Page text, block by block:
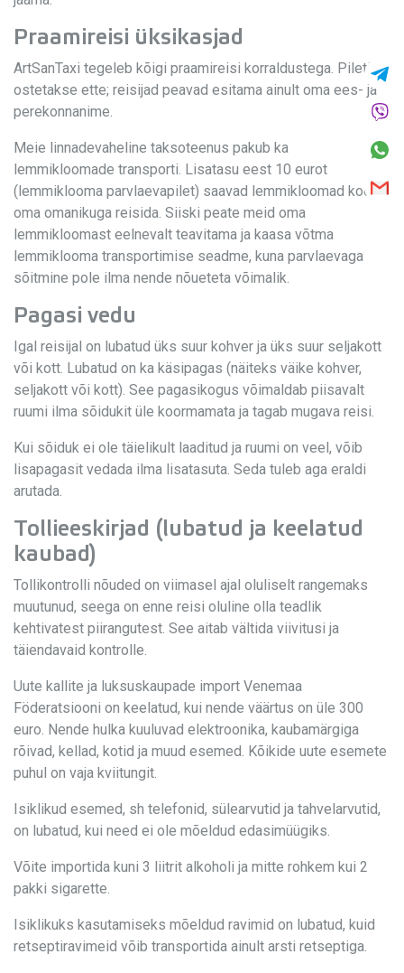
Praamireisi üksikasjad
ArtSanTaxi tegeleb kõigi praamireisi korraldustega. Piletid
ostetakse ette; reisijad peavad esitama ainult oma ees- ja
perekonnanime.
Meie linnadevaheline taksoteenus pakub ka
lemmikloomade transporti. Lisatasu eest 10 eurot
(lemmiklooma parvlaevapilet) saavad lemmikloomad koos
oma omanikuga reisida. Siiski peate meid oma
lemmikloomast eelnevalt teavitama ja kaasa võtma
lemmiklooma transportimise seadme, kuna parvlaevaga
sõitmine pole ilma nende nõueteta võimalik.
Pagasi vedu
Igal reisijal on lubatud üks suur kohver ja üks suur seljakott
või kott. Lubatud on ka käsipagas (näiteks väike kohver,
seljakott või kott). See pagasikogus võimaldab piisavalt
ruumi ilma sõidukit üle koormamata ja tagab mugava reisi.
Kui sõiduk ei ole täielikult laaditud ja ruumi on veel, võib
lisapagasit vedada ilma lisatasuta. Seda tuleb aga eraldi
arutada.
Tollieeskirjad (lubatud ja keelatud
kaubad)
Tollikontrolli nõuded on viimasel ajal oluliselt rangemaks
muutunud, seega on enne reisi oluline olla teadlik
kehtivatest piirangutest. See aitab vältida viivitusi ja
täiendavaid kontrolle.
Uute kallite ja luksuskaupade import Venemaa
Föderatsiooni on keelatud, kui nende väärtus on üle 300
euro. Nende hulka kuuluvad elektroonika, kaubamärgiga
rõivad, kellad, kotid ja muud esemed. Kõikide uute esemete
puhul on vaja kviitungit.
Isiklikud esemed, sh telefonid, sülearvutid ja tahvelarvutid,
on lubatud, kui need ei ole mõeldud edasimüügiks.
Võite importida kuni 3 liitrit alkoholi ja mitte rohkem kui 2
pakki sigarette.
Isiklikuks kasutamiseks mõeldud ravimid on lubatud, kuid
retseptiravimeid võib transportida ainult arsti retseptiga.